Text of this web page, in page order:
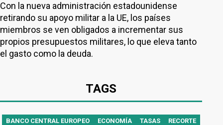
Con la nueva administración estadounidense
retirando su apoyo militar a la UE, los países
miembros se ven obligados a incrementar sus
propios presupuestos militares, lo que eleva tanto
el gasto como la deuda.
TAGS
BANCO CENTRAL EUROPEO ECONOMÍA TASAS
RECORTE